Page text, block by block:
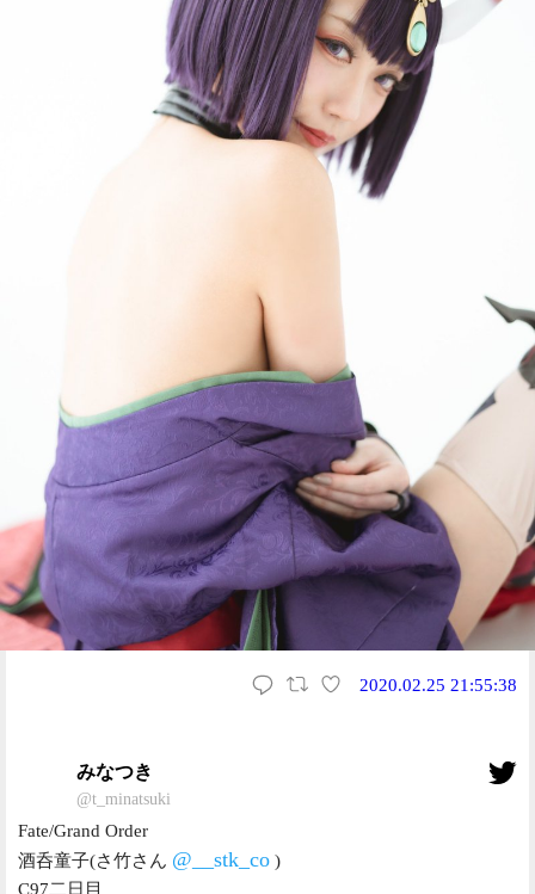
2020.02.25 21:55:38
みなつき
@t_minatsuki
Fate/Grand Order
酒呑童子(さ竹さん @__stk_co )
C97二日目